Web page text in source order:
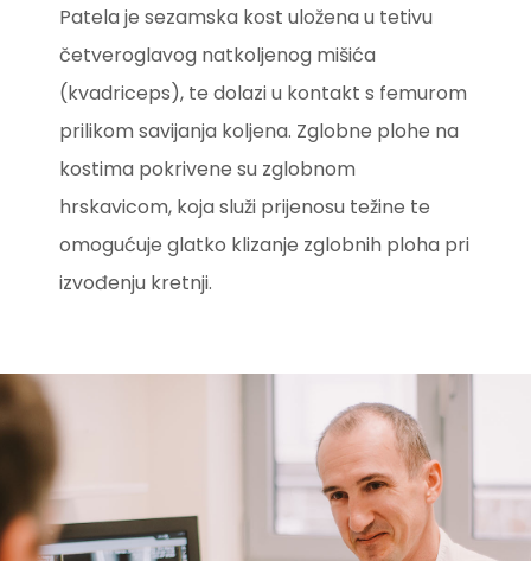
Patela je sezamska kost uložena u tetivu
četveroglavog natkoljenog mišića
(kvadriceps), te dolazi u kontakt s femurom
prilikom savijanja koljena. Zglobne plohe na
kostima pokrivene su zglobnom
hrskavicom, koja služi prijenosu težine te
omogućuje glatko klizanje zglobnih ploha pri
izvođenju kretnji.